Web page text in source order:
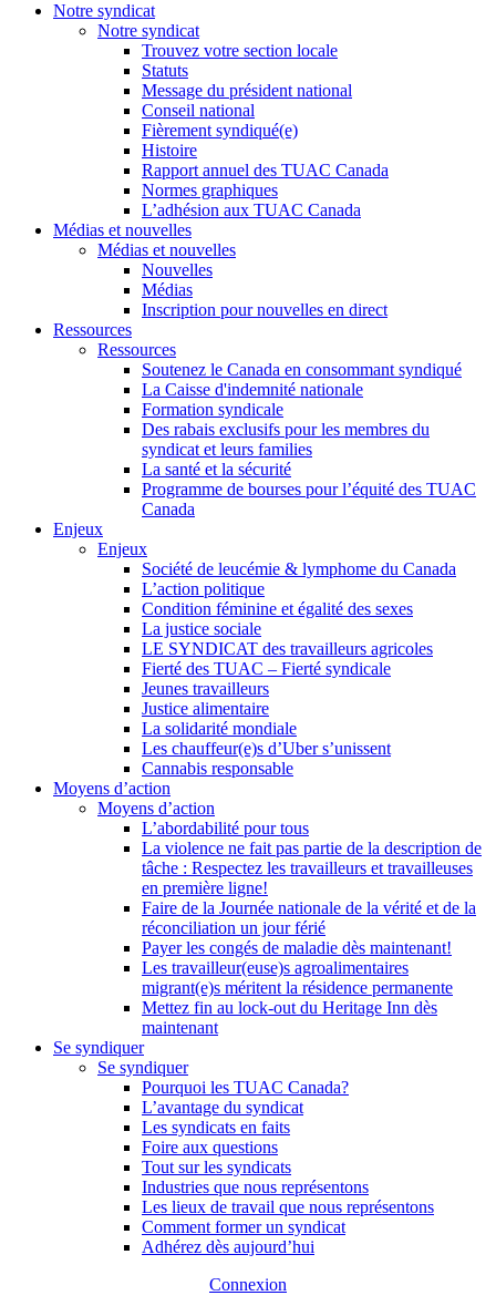
Notre syndicat
Notre syndicat
Trouvez votre section locale
Statuts
Message du président national
Conseil national
Fièrement syndiqué(e)
Histoire
Rapport annuel des TUAC Canada
Normes graphiques
L’adhésion aux TUAC Canada
Médias et nouvelles
Médias et nouvelles
Nouvelles
Médias
Inscription pour nouvelles en direct
Ressources
Ressources
Soutenez le Canada en consommant syndiqué
La Caisse d'indemnité nationale
Formation syndicale
Des rabais exclusifs pour les membres du
syndicat et leurs families
La santé et la sécurité
Programme de bourses pour l’équité des TUAC
Canada
Enjeux
Enjeux
Société de leucémie & lymphome du Canada
L’action politique
Condition féminine et égalité des sexes
La justice sociale
LE SYNDICAT des travailleurs agricoles
Fierté des TUAC – Fierté syndicale
Jeunes travailleurs
Justice alimentaire
La solidarité mondiale
Les chauffeur(e)s d’Uber s’unissent
Cannabis responsable
Moyens d’action
Moyens d’action
L’abordabilité pour tous
La violence ne fait pas partie de la description de
tâche : Respectez les travailleurs et travailleuses
en première ligne!
Faire de la Journée nationale de la vérité et de la
réconciliation un jour férié
Payer les congés de maladie dès maintenant!
Les travailleur(euse)s agroalimentaires
migrant(e)s méritent la résidence permanente
Mettez fin au lock-out du Heritage Inn dès
maintenant
Se syndiquer
Se syndiquer
Pourquoi les TUAC Canada?
L’avantage du syndicat
Les syndicats en faits
Foire aux questions
Tout sur les syndicats
Industries que nous représentons
Les lieux de travail que nous représentons
Comment former un syndicat
Adhérez dès aujourd’hui
Connexion